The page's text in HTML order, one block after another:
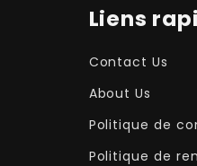
Liens
Contact Us
About Us
Politique de
Politique de